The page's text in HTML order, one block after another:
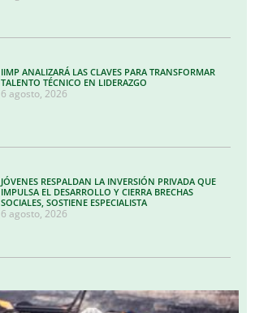
IIMP ANALIZARÁ LAS CLAVES PARA TRANSFORMAR
TALENTO TÉCNICO EN LIDERAZGO
6 agosto, 2026
JÓVENES RESPALDAN LA INVERSIÓN PRIVADA QUE
IMPULSA EL DESARROLLO Y CIERRA BRECHAS
SOCIALES, SOSTIENE ESPECIALISTA
6 agosto, 2026